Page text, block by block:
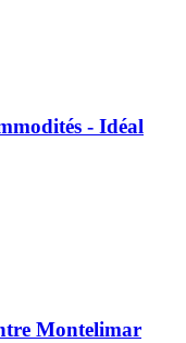
- Idéal
Montelimar